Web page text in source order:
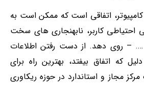
اتفاقی است که ممکن است به
احتیاطی کاربر، نابهنجاری های سخت
…. – روی دهد. از دست رفتن اطلاعات
که اتفاق بیفتد، بهترین راه برای
مجاز و استاندارد در حوزه ریکاوری